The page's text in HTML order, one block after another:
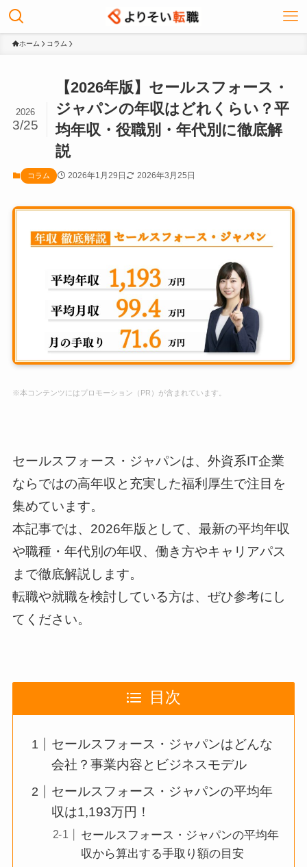
ホーム コラム
【2026年版】セールスフォース・
ジャパンの年収はどれくらい？平
均年収・役職別・年代別に徹底解
説
2026
3/25
コラム 2026年1月29日 2026年3月25日
※本コンテンツにはプロモーション（PR）が含まれています。
セールスフォース・ジャパンは、外資系IT企業
ならではの高年収と充実した福利厚生で注目を
集めています。
本記事では、2026年版として、最新の平均年収
や職種・年代別の年収、働き方やキャリアパス
まで徹底解説します。
転職や就職を検討している方は、ぜひ参考にし
てください。
目次
セールスフォース・ジャパンはどんな
会社？事業内容とビジネスモデル
セールスフォース・ジャパンの平均年
収は1,193万円！
セールスフォース・ジャパンの平均年
収から算出する手取り額の目安